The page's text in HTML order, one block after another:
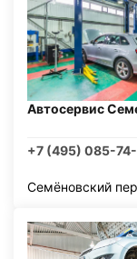
Автосервис
+7 (495) 085-
Семёновский